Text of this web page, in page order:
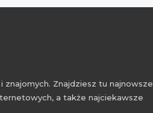
Znajdziesz tu najnowsze
a także najciekawsze